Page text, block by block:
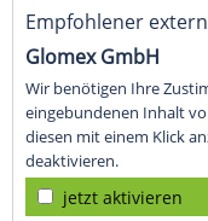
Empfohlener
Glomex GmbH
Wir benötigen Ihre
eingebundenen Inhalt
diesen mit einem Klick
deaktivieren.
jetzt aktivieren